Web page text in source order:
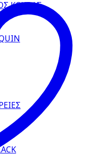
ΚΟΥΒΑΣ